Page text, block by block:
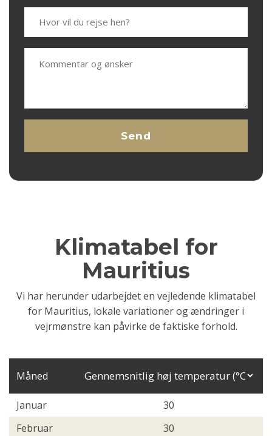
Klimatabel for
Mauritius
Vi har herunder udarbejdet en vejledende klimatabel
for Mauritius, lokale variationer og ændringer i
vejrmønstre kan påvirke de faktiske forhold.
Måned
Januar
30
Februar
30